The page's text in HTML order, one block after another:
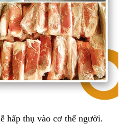
hấp thụ vào cơ thể người.